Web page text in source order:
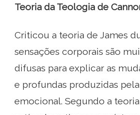
Teoria da Teologia de
Criticou a teoria de James
sensações corporais são
difusas para explicar as
e profundas produzidas
emocional. Segundo a